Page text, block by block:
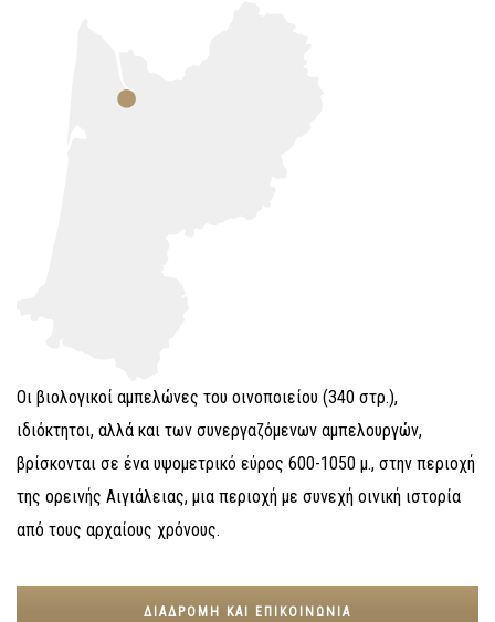
Οι βιολογικοί αμπελώνες του οινοποιείου (340 στρ.),
ιδιόκτητοι, αλλά και των συνεργαζόμενων αμπελουργών,
βρίσκονται σε ένα υψομετρικό εύρος 600-1050 μ., στην περιοχή
της ορεινής Αιγιάλειας, μια περιοχή με συνεχή οινική ιστορία
από τους αρχαίους χρόνους.
ΔΙΑΔΡΟΜΉ ΚΑΙ ΕΠΙΚΟΙΝΩΝΊΑ